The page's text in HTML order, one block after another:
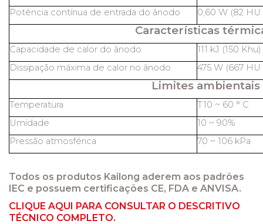
Potência contínua de entrada do ânodo
0,60 W (82 HU
Características
Capacidade de calor do ânodo
111 kJ (150 Khu)
Dissipação máxima de calor no ânodo
475 W (667 HU
Limites ambientais
Temperatura
T10 ~ 60 ° C
Umidade
10 ~ 90%
Pressão atmosférica
70 ~ 106 kPa
Todos os produtos Kailong aderem aos padrões
IEC e possuem certificações CE, FDA e ANVISA.
CLIQUE AQUI PARA CONSULTAR O DESCRITIVO
TÉCNICO COMPLETO.